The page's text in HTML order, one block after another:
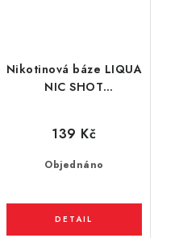
Nikotinová báze LIQUA
NIC SHOT
Objednáno
139 Kč